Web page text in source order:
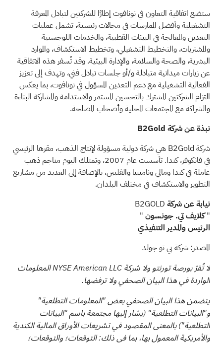
ستضع اتفاقية التعاون في نونافوت إطارًا للشركتين لتبادل المعرفة
التشغيلية وأفضل الممارسات في مجالات رئيسية، تشمل عمليات
التعدين والمعالجة في البيئات القطبية، والخدمات اللوجستية
والمشتريات، والتخطيط التشغيلي، وتخطيط الاستكشاف، والموارد
البشرية، والصحة والسلامة، والإدارة البيئية. وقد تُسفر هذه الاتفاقية
عن زيارات ميدانية متبادلة و/أو جلسات تبادل فني، وتهدف إلى تعزيز
الفعالية التشغيلية مع دعم التعدين المسؤول في نونافوت، بما يعكس
التزام الشركتين المشترك بالتحسين المستمر والاستدامة والمشاركة البناءة
والشراكة مع المجتمعات المحلية وأصحاب المصلحة.
نبذة عن شركة B2Gold
شركة B2Gold هي شركة دولية مسؤولة لإنتاج الذهب، مقرها الرئيسي
في فانكوفر، كندا. تأسست عام 2007، وتمتلك اليوم مناجم ذهب
عاملة في كندا ومالي وناميبيا والفلبين، بالإضافة إلى العديد من مشاريع
التطوير والاستكشاف في مختلف البلدان.
نيابة عنشركةB2GOLD
"كلايف تي. جونسون"
الرئيس والمدير التنفيذي
المصدر: شركة بي تو جولد
لا تُقرّ بورصة تورنتو ولا شركة NYSE American LLC المعلومات
الواردة في هذا البيان الصحفي ولا ترفضها.
يتضمن هذا البيان الصحفي بعض "المعلومات التطلعية"
و"البيانات التطلعية" (يشار إليها مجتمعة باسم "البيانات
التطلعية") بالمعنى المقصود في تشريعات الأوراق المالية الكندية
والأمريكية المعمول بها، بما في ذلك: التوقعات؛ والتوقعات؛